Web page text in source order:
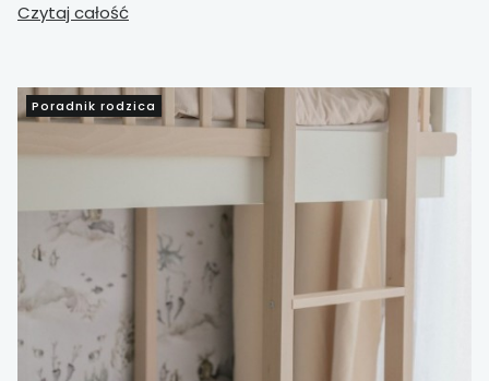
Wyjaśnia, jakie modele najlepiej sprawdzają się w
wygodę.
Czytaj całość
Poradnik rodzica